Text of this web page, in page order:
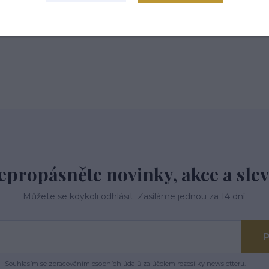
novinky, akce a
Můžete se kdykoli odhlásit. Zasíláme jednou za 14 dní.
Souhlasím se zpracováním osobních údajů za účelem rozesílky newsletteru.